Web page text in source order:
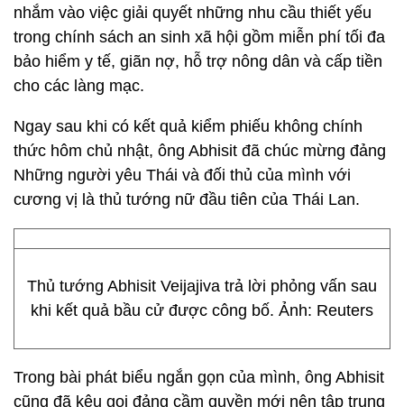
nhắm vào việc giải quyết những nhu cầu thiết yếu
trong chính sách an sinh xã hội gồm miễn phí tối đa
bảo hiểm y tế, giãn nợ, hỗ trợ nông dân và cấp tiền
cho các làng mạc.
Ngay sau khi có kết quả kiểm phiếu không chính
thức hôm chủ nhật, ông Abhisit đã chúc mừng đảng
Những người yêu Thái và đối thủ của mình với
cương vị là thủ tướng nữ đầu tiên của Thái Lan.
Thủ tướng Abhisit Veijajiva trả lời phỏng vấn sau
khi kết quả bầu cử được công bố. Ảnh: Reuters
Trong bài phát biểu ngắn gọn của mình, ông Abhisit
cũng đã kêu gọi đảng cầm quyền mới nên tập trung